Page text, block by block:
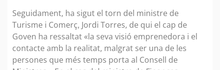
Seguidament, ha sigut el torn del ministre de
Turisme i Comerç, Jordi Torres, de qui el cap de
Goven ha ressaltat «la seva visió emprenedora i el
contacte amb la realitat, malgrat ser una de les
persones que més temps porta al Consell de